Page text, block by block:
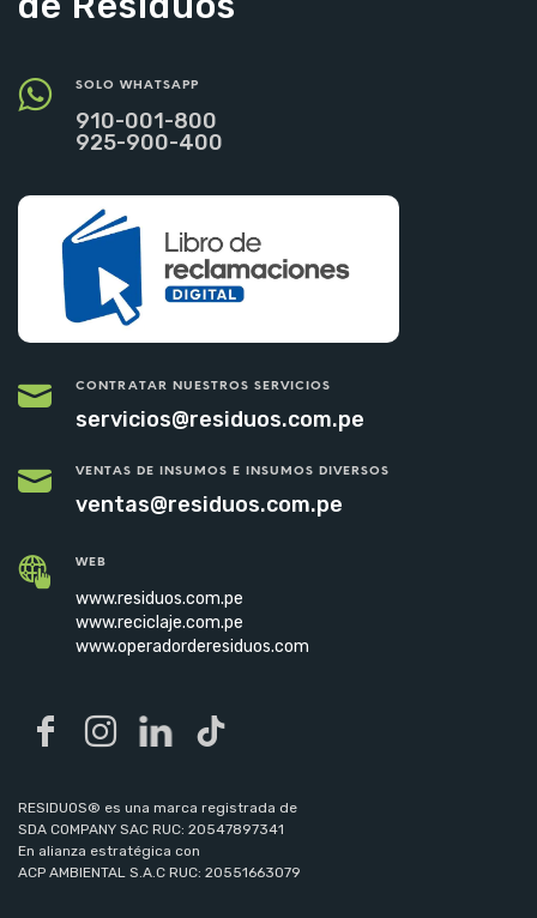
en
la
SOLO WHATSAPP
910-001-800
925-900-400
CONTRATAR NUESTROS SERVICIOS
servicios@residuos.com.pe
VENTAS DE INSUMOS E INSUMOS DIVERSOS
ventas@residuos.com.pe
WEB
www.residuos.com.pe
www.reciclaje.com.pe
www.operadorderesiduos.com
RESIDUOS® es una marca registrada de
SDA COMPANY SAC RUC: 20547897341
En alianza estratégica con
ACP AMBIENTAL S.A.C RUC: 20551663079